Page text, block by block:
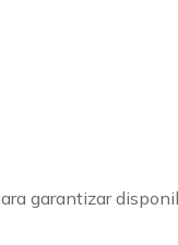
garantizar